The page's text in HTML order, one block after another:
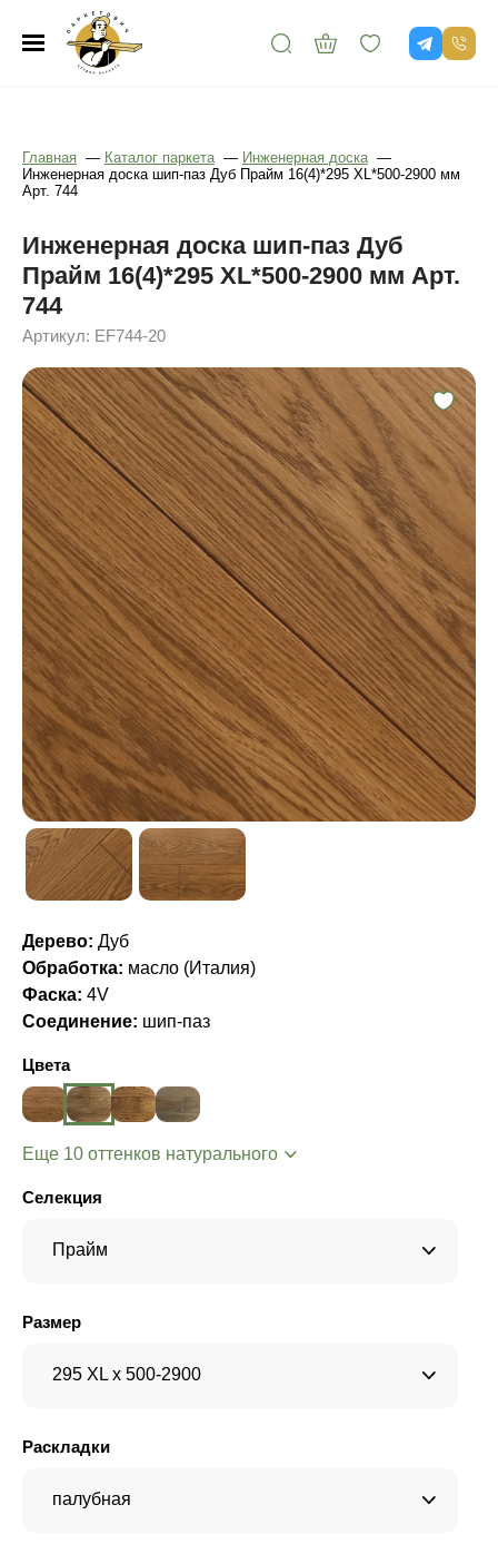
Главная — Каталог паркета — Инженерная доска —
Инженерная доска шип-паз Дуб Прайм 16(4)*295 XL*500-2900 мм
Арт. 744
Инженерная доска шип-паз Дуб
Прайм 16(4)*295 XL*500-2900 мм Арт.
744
Артикул: EF744-20
Дерево: Дуб
Обработка: масло (Италия)
Фаска: 4V
Соединение: шип-паз
Цвета
Еще 10 оттенков натурального
Селекция
Прайм
Размер
295 XL x 500-2900
Раскладки
палубная